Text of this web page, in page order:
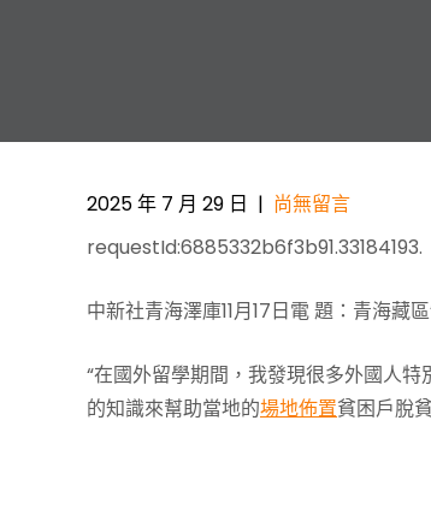
2025 年 7 月 29 日 | 尚無留言
requestId:6885332b6f3b91.33184193.
中新社青海澤庫11月17日電 題：青海藏
“在國外留學期間，我發現很多外國人
的知識來幫助當地的場地佈置貧困戶脫